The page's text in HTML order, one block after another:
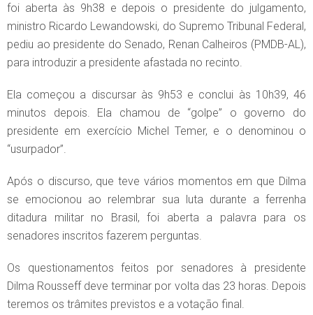
foi aberta às 9h38 e depois o presidente do julgamento,
ministro Ricardo Lewandowski, do Supremo Tribunal Federal,
pediu ao presidente do Senado, Renan Calheiros (PMDB-AL),
para introduzir a presidente afastada no recinto.
Ela começou a discursar às 9h53 e conclui às 10h39, 46
minutos depois. Ela chamou de “golpe” o governo do
presidente em exercício Michel Temer, e o denominou o
“usurpador”.
Após o discurso, que teve vários momentos em que Dilma
se emocionou ao relembrar sua luta durante a ferrenha
ditadura militar no Brasil, foi aberta a palavra para os
senadores inscritos fazerem perguntas.
Os questionamentos feitos por senadores à presidente
Dilma Rousseff deve terminar por volta das 23 horas. Depois
teremos os trâmites previstos e a votação final.